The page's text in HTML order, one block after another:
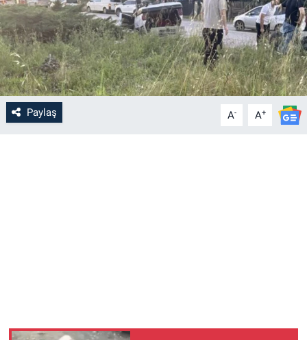
Paylaş A- A+